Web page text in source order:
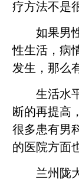
疗方法不是
如果男性
性生活，病
发生，那么
生活水平
断的再提高
很多患有男
的医院方面
兰州陇大